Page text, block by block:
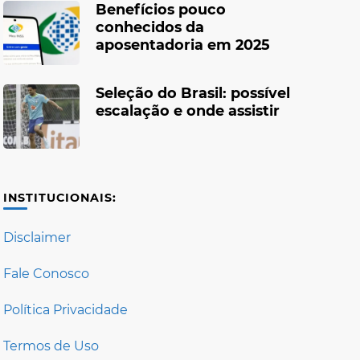
Benefícios pouco
conhecidos da
aposentadoria em 2025
Seleção do Brasil: possível
escalação e onde assistir
INSTITUCIONAIS:
Disclaimer
Fale Conosco
Política Privacidade
Termos de Uso